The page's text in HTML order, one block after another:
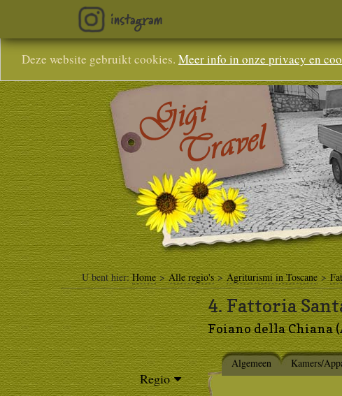
Deze website gebruikt cookies. Meer info in onze privacy en
U bent hier:Home>Alle regio's>Agriturismi in Toscane>
Regio
4.Fattoria
Foiano della Chiana
Algemeen Kamers/